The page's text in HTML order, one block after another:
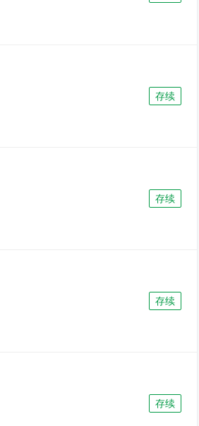
存续
存续
存续
存续